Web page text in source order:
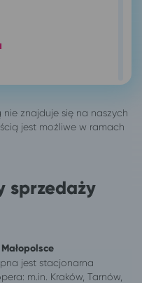
sprzedaży
jest stacjonarna
m.in. Kraków, Tarnów,